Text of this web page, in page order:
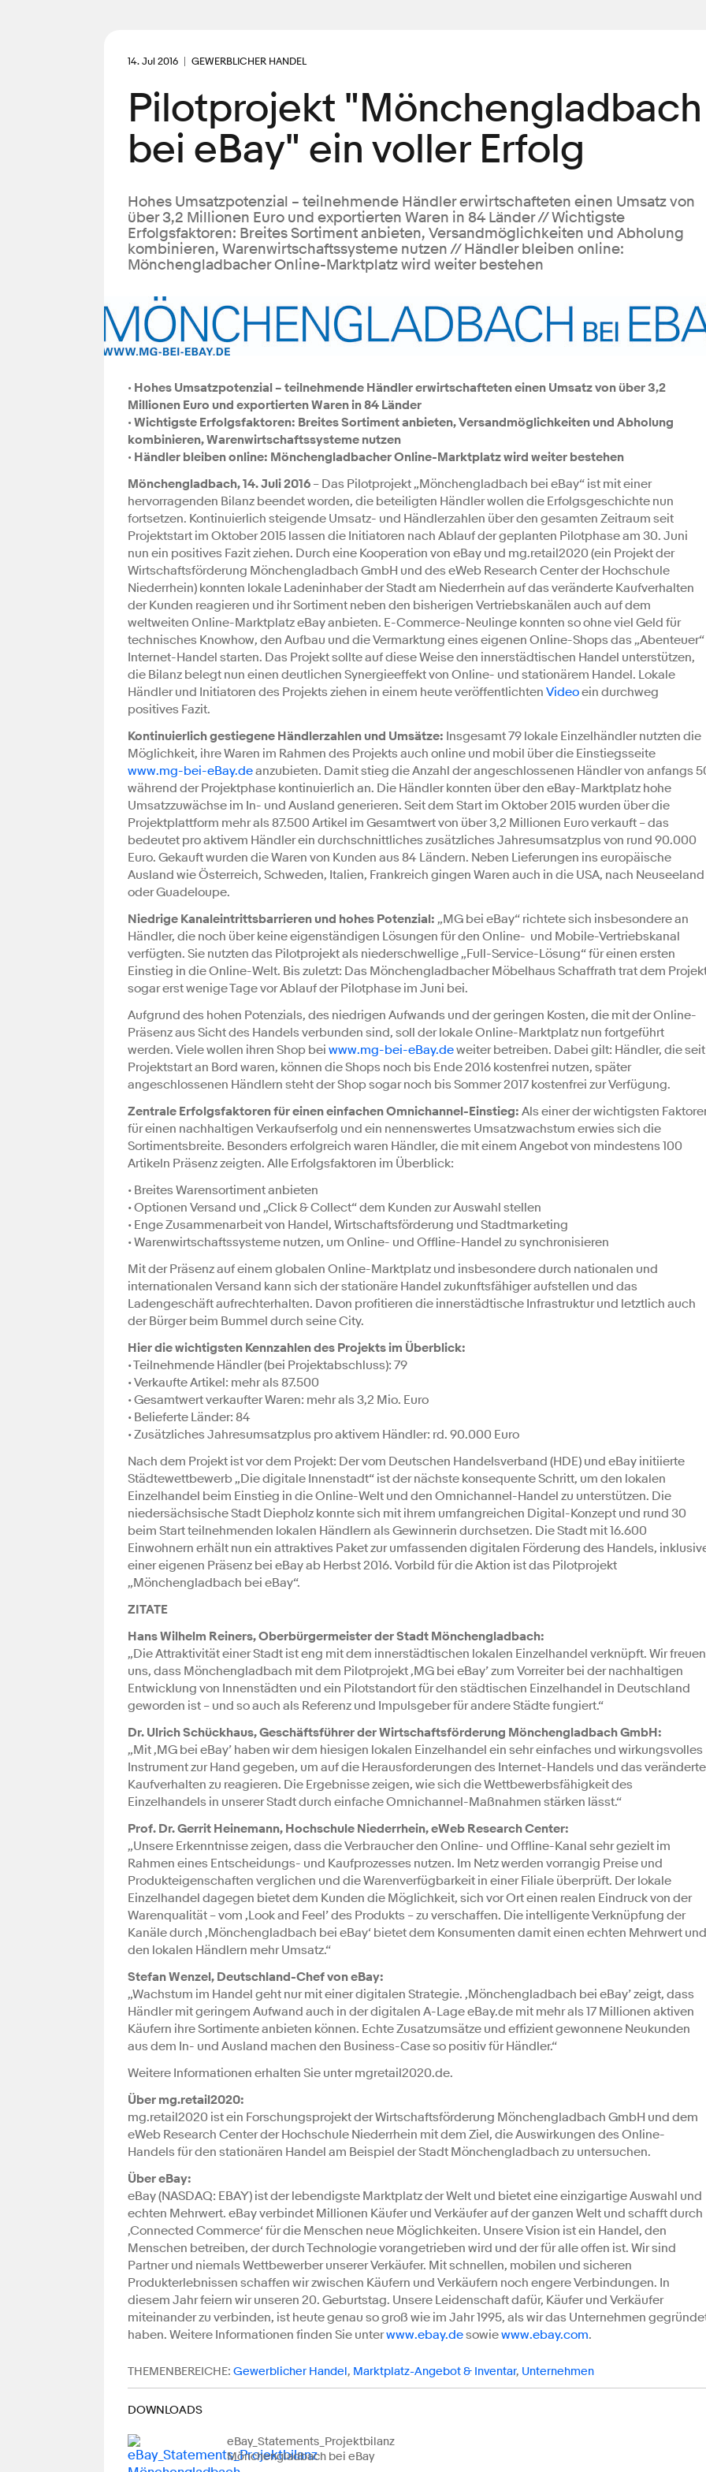
14. Jul 2016 GEWERBLICHER HANDEL
Pilotprojekt "Mönchengladbach
bei eBay" ein voller Erfolg
Hohes Umsatzpotenzial – teilnehmende Händler erwirtschafteten einen Umsatz von
über 3,2 Millionen Euro und exportierten Waren in 84 Länder // Wichtigste
Erfolgsfaktoren: Breites Sortiment anbieten, Versandmöglichkeiten und Abholung
kombinieren, Warenwirtschaftssysteme nutzen // Händler bleiben online:
Mönchengladbacher Online-Marktplatz wird weiter bestehen
• Hohes Umsatzpotenzial – teilnehmende Händler erwirtschafteten einen Umsatz von über 3,2
Millionen Euro und exportierten Waren in 84 Länder
• Wichtigste Erfolgsfaktoren: Breites Sortiment anbieten, Versandmöglichkeiten und Abholung
kombinieren, Warenwirtschaftssysteme nutzen
• Händler bleiben online: Mönchengladbacher Online-Marktplatz wird weiter bestehen
Mönchengladbach, 14. Juli 2016 – Das Pilotprojekt „Mönchengladbach bei eBay“ ist mit einer
hervorragenden Bilanz beendet worden, die beteiligten Händler wollen die Erfolgsgeschichte nun
fortsetzen. Kontinuierlich steigende Umsatz- und Händlerzahlen über den gesamten Zeitraum seit
Projektstart im Oktober 2015 lassen die Initiatoren nach Ablauf der geplanten Pilotphase am 30. Juni
nun ein positives Fazit ziehen. Durch eine Kooperation von eBay und mg.retail2020 (ein Projekt der
Wirtschaftsförderung Mönchengladbach GmbH und des eWeb Research Center der Hochschule
Niederrhein) konnten lokale Ladeninhaber der Stadt am Niederrhein auf das veränderte Kaufverhalten
der Kunden reagieren und ihr Sortiment neben den bisherigen Vertriebskanälen auch auf dem
weltweiten Online-Marktplatz eBay anbieten. E-Commerce-Neulinge konnten so ohne viel Geld für
technisches Knowhow, den Aufbau und die Vermarktung eines eigenen Online-Shops das „Abenteuer“
Internet-Handel starten. Das Projekt sollte auf diese Weise den innerstädtischen Handel unterstützen,
die Bilanz belegt nun einen deutlichen Synergieeffekt von Online- und stationärem Handel. Lokale
Händler und Initiatoren des Projekts ziehen in einem heute veröffentlichten Videoein durchweg
positives Fazit.
Kontinuierlich gestiegene Händlerzahlen und Umsätze: Insgesamt 79 lokale Einzelhändler nutzten die
Möglichkeit, ihre Waren im Rahmen des Projekts auch online und mobil über die Einstiegsseite
www.mg-bei-eBay.deanzubieten. Damit stieg die Anzahl der angeschlossenen Händler von anfangs
während der Projektphase kontinuierlich an. Die Händler konnten über den eBay-Marktplatz hohe
Umsatzzuwächse im In- und Ausland generieren. Seit dem Start im Oktober 2015 wurden über die
Projektplattform mehr als 87.500 Artikel im Gesamtwert von über 3,2 Millionen Euro verkauft – das
bedeutet pro aktivem Händler ein durchschnittliches zusätzliches Jahresumsatzplus von rund 90.000
Euro. Gekauft wurden die Waren von Kunden aus 84 Ländern. Neben Lieferungen ins europäische
Ausland wie Österreich, Schweden, Italien, Frankreich gingen Waren auch in die USA, nach Neuseeland
oder Guadeloupe.
Niedrige Kanaleintrittsbarrieren und hohes Potenzial: „MG bei eBay“ richtete sich insbesondere an
Händler, die noch über keine eigenständigen Lösungen für den Online- und Mobile-Vertriebskanal
verfügten. Sie nutzten das Pilotprojekt als niederschwellige „Full-Service-Lösung“ für einen ersten
Einstieg in die Online-Welt. Bis zuletzt: Das Mönchengladbacher Möbelhaus Schaffrath trat dem
sogar erst wenige Tage vor Ablauf der Pilotphase im Juni bei.
Aufgrund des hohen Potenzials, des niedrigen Aufwands und der geringen Kosten, die mit der Online-
Präsenz aus Sicht des Handels verbunden sind, soll der lokale Online-Marktplatz nun fortgeführt
werden. Viele wollen ihren Shop bei www.mg-bei-eBay.deweiter betreiben. Dabei gilt: Händler, die seit
Projektstart an Bord waren, können die Shops noch bis Ende 2016 kostenfrei nutzen, später
angeschlossenen Händlern steht der Shop sogar noch bis Sommer 2017 kostenfrei zur Verfügung.
Zentrale Erfolgsfaktoren für einen einfachen Omnichannel-Einstieg: Als einer der wichtigsten
für einen nachhaltigen Verkaufserfolg und ein nennenswertes Umsatzwachstum erwies sich die
Sortimentsbreite. Besonders erfolgreich waren Händler, die mit einem Angebot von mindestens 100
Artikeln Präsenz zeigten. Alle Erfolgsfaktoren im Überblick:
• Breites Warensortiment anbieten
• Optionen Versand und „Click & Collect“ dem Kunden zur Auswahl stellen
• Enge Zusammenarbeit von Handel, Wirtschaftsförderung und Stadtmarketing
• Warenwirtschaftssysteme nutzen, um Online- und Offline-Handel zu synchronisieren
Mit der Präsenz auf einem globalen Online-Marktplatz und insbesondere durch nationalen und
internationalen Versand kann sich der stationäre Handel zukunftsfähiger aufstellen und das
Ladengeschäft aufrechterhalten. Davon profitieren die innerstädtische Infrastruktur und letztlich auch
der Bürger beim Bummel durch seine City.
Hier die wichtigsten Kennzahlen des Projekts im Überblick:
• Teilnehmende Händler (bei Projektabschluss): 79
• Verkaufte Artikel: mehr als 87.500
• Gesamtwert verkaufter Waren: mehr als 3,2 Mio. Euro
• Belieferte Länder: 84
• Zusätzliches Jahresumsatzplus pro aktivem Händler: rd. 90.000 Euro
Nach dem Projekt ist vor dem Projekt: Der vom Deutschen Handelsverband (HDE) und eBay initiierte
Städtewettbewerb „Die digitale Innenstadt“ ist der nächste konsequente Schritt, um den lokalen
Einzelhandel beim Einstieg in die Online-Welt und den Omnichannel-Handel zu unterstützen. Die
niedersächsische Stadt Diepholz konnte sich mit ihrem umfangreichen Digital-Konzept und rund 30
beim Start teilnehmenden lokalen Händlern als Gewinnerin durchsetzen. Die Stadt mit 16.600
Einwohnern erhält nun ein attraktives Paket zur umfassenden digitalen Förderung des Handels,
einer eigenen Präsenz bei eBay ab Herbst 2016. Vorbild für die Aktion ist das Pilotprojekt
„Mönchengladbach bei eBay“.
ZITATE
Hans Wilhelm Reiners, Oberbürgermeister der Stadt Mönchengladbach:
„Die Attraktivität einer Stadt ist eng mit dem innerstädtischen lokalen Einzelhandel verknüpft. Wir freuen
uns, dass Mönchengladbach mit dem Pilotprojekt ‚MG bei eBay’ zum Vorreiter bei der nachhaltigen
Entwicklung von Innenstädten und ein Pilotstandort für den städtischen Einzelhandel in Deutschland
geworden ist – und so auch als Referenz und Impulsgeber für andere Städte fungiert.“
Dr. Ulrich Schückhaus, Geschäftsführer der Wirtschaftsförderung Mönchengladbach GmbH:
„Mit ‚MG bei eBay’ haben wir dem hiesigen lokalen Einzelhandel ein sehr einfaches und wirkungsvolles
Instrument zur Hand gegeben, um auf die Herausforderungen des Internet-Handels und das veränderte
Kaufverhalten zu reagieren. Die Ergebnisse zeigen, wie sich die Wettbewerbsfähigkeit des
Einzelhandels in unserer Stadt durch einfache Omnichannel-Maßnahmen stärken lässt.“
Prof. Dr. Gerrit Heinemann, Hochschule Niederrhein, eWeb Research Center:
„Unsere Erkenntnisse zeigen, dass die Verbraucher den Online- und Offline-Kanal sehr gezielt im
Rahmen eines Entscheidungs- und Kaufprozesses nutzen. Im Netz werden vorrangig Preise und
Produkteigenschaften verglichen und die Warenverfügbarkeit in einer Filiale überprüft. Der lokale
Einzelhandel dagegen bietet dem Kunden die Möglichkeit, sich vor Ort einen realen Eindruck von der
Warenqualität – vom ‚Look and Feel’ des Produkts – zu verschaffen. Die intelligente Verknüpfung der
Kanäle durch ‚Mönchengladbach bei eBay‘ bietet dem Konsumenten damit einen echten Mehrwert und
den lokalen Händlern mehr Umsatz.“
Stefan Wenzel, Deutschland-Chef von eBay:
„Wachstum im Handel geht nur mit einer digitalen Strategie. ‚Mönchengladbach bei eBay’ zeigt, dass
Händler mit geringem Aufwand auch in der digitalen A-Lage eBay.de mit mehr als 17 Millionen aktiven
Käufern ihre Sortimente anbieten können. Echte Zusatzumsätze und effizient gewonnene Neukunden
aus dem In- und Ausland machen den Business-Case so positiv für Händler.“
Weitere Informationen erhalten Sie unter mgretail2020.de.
Über mg.retail2020:
mg.retail2020 ist ein Forschungsprojekt der Wirtschaftsförderung Mönchengladbach GmbH und dem
eWeb Research Center der Hochschule Niederrhein mit dem Ziel, die Auswirkungen des Online-
Handels für den stationären Handel am Beispiel der Stadt Mönchengladbach zu untersuchen.
Über eBay:
eBay (NASDAQ: EBAY) ist der lebendigste Marktplatz der Welt und bietet eine einzigartige Auswahl und
echten Mehrwert. eBay verbindet Millionen Käufer und Verkäufer auf der ganzen Welt und schafft durch
‚Connected Commerce‘ für die Menschen neue Möglichkeiten. Unsere Vision ist ein Handel, den
Menschen betreiben, der durch Technologie vorangetrieben wird und der für alle offen ist. Wir sind
Partner und niemals Wettbewerber unserer Verkäufer. Mit schnellen, mobilen und sicheren
Produkterlebnissen schaffen wir zwischen Käufern und Verkäufern noch engere Verbindungen. In
diesem Jahr feiern wir unseren 20. Geburtstag. Unsere Leidenschaft dafür, Käufer und Verkäufer
miteinander zu verbinden, ist heute genau so groß wie im Jahr 1995, als wir das Unternehmen
haben. Weitere Informationen finden Sie unterwww.ebay.desowiewww.ebay.com.
THEMENBEREICHE: Gewerblicher Handel, Marktplatz-Angebot & Inventar, Unternehmen
DOWNLOADS
eBay_Statements_Projektbilanz
Mönchengladbach bei eBay